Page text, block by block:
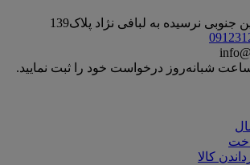
نرسیده به لبافی نژاد پلاک139
کالا